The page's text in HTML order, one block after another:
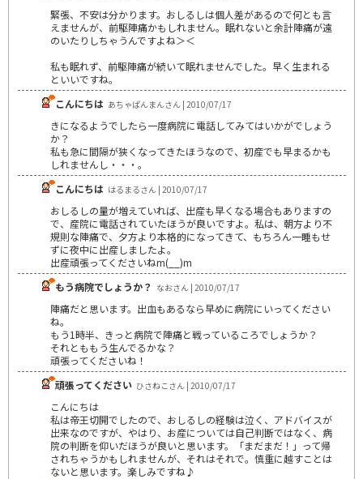
緊張、不安は分かります。おしるしは個人差があるので何とも言
えませんが、前駆陣痛かもしれません。眠れないと余計陣痛が遠
のいたりしちゃうんですよね＞＜
私も眠れず、前駆陣痛が続いて眠れませんでした。早く生まれる
といいですね。
こんにちは あちゃぱんまんさん | 2010/07/17
きになるようでしたら一度病院に電話してみてはいかがでしょう
か？
私も急に間隔が狭くなってきたほうなので、初産でも早まるかも
しれませんし・・・。
こんにちは はるまるさん | 2010/07/17
おしるしの量が増えていれば、出産も早くなる場合もありますの
で、産院に電話されていたほうが良いですよ。私は、朝方より不
規則な陣痛で、夕方より本格的になってきて、もちろん一睡もせ
ずに夜中に出産しましたよ。
出産頑張ってくださいねm(__)m
もう病院でしょうか？ なおさん | 2010/07/17
陣痛だと思います。出血もあるなら早めに病院にいってください
ね。
もう1時半、きっと病院で陣痛と戦っているころでしょうか？
それとももう生んでるかな？
頑張ってくださいね！
頑張ってください ひさねこさん | 2010/07/17
こんにちは
私は帝王切開でしたので、おしるしの経験は泣く、アドバイスが
出来なのですが、やはり、お産については自己判断ではなく、病
院の判断を仰いだほうが良いと思います。「まだまだ！」って帰
されちゃうかもしれませんが、それはそれで。慎重に越すことは
ないと思います。楽しみですね♪